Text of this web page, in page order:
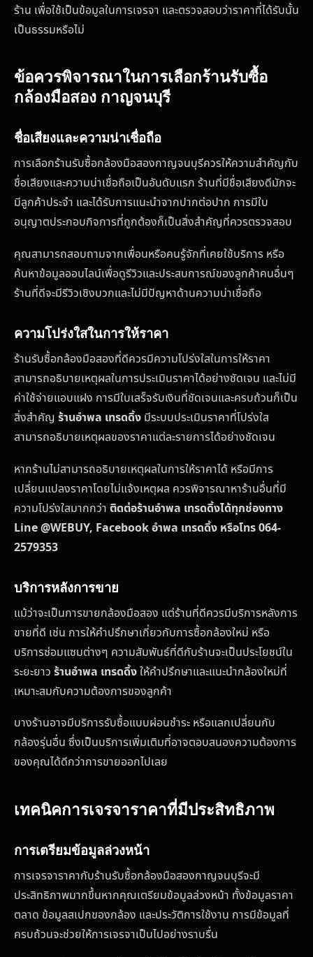
ร้าน เพื่อใช้เป็นข้อมูลในการเจรจา และตรวจสอบว่าราคาที่ได้รับนั้น
เป็นธรรมหรือไม่
ข้อควรพิจารณาในการเลือกร้านรับซื้อ
กล้องมือสอง กาญจนบุรี
ชื่อเสียงและความน่าเชื่อถือ
การเลือกร้านรับซื้อกล้องมือสองกาญจนบุรีควรให้ความสำคัญกับ
ชื่อเสียงและความน่าเชื่อถือเป็นอันดับแรก ร้านที่มีชื่อเสียงดีมักจะ
มีลูกค้าประจำ และได้รับการแนะนำจากปากต่อปาก การมีใบ
อนุญาตประกอบกิจการที่ถูกต้องก็เป็นสิ่งสำคัญที่ควรตรวจสอบ
คุณสามารถสอบถามจากเพื่อนหรือคนรู้จักที่เคยใช้บริการ หรือ
ค้นหาข้อมูลออนไลน์เพื่อดูรีวิวและประสบการณ์ของลูกค้าคนอื่นๆ
ร้านที่ดีจะมีรีวิวเชิงบวกและไม่มีปัญหาด้านความน่าเชื่อถือ
ความโปร่งใสในการให้ราคา
ร้านรับซื้อกล้องมือสองที่ดีควรมีความโปร่งใสในการให้ราคา
สามารถอธิบายเหตุผลในการประเมินราคาได้อย่างชัดเจน และไม่มี
ค่าใช้จ่ายแอบแฝง การมีใบเสร็จรับเงินที่ชัดเจนและครบถ้วนก็เป็น
สิ่งสำคัญ ร้านอำพล เทรดดิ้ง มีระบบประเมินราคาที่โปร่งใส
สามารถอธิบายเหตุผลของราคาแต่ละรายการได้อย่างชัดเจน
หากร้านไม่สามารถอธิบายเหตุผลในการให้ราคาได้ หรือมีการ
เปลี่ยนแปลงราคาโดยไม่แจ้งเหตุผล ควรพิจารณาหาร้านอื่นที่มี
ความโปร่งใสมากกว่า ติดต่อร้านอำพล เทรดดิ้งได้ทุกช่องทาง
Line @WEBUY, Facebook อำพล เทรดดิ้ง หรือโทร 064-
2579353
บริการหลังการขาย
แม้ว่าจะเป็นการขายกล้องมือสอง แต่ร้านที่ดีควรมีบริการหลังการ
ขายที่ดี เช่น การให้คำปรึกษาเกี่ยวกับการซื้อกล้องใหม่ หรือ
บริการซ่อมแซมต่างๆ ความสัมพันธ์ที่ดีกับร้านจะเป็นประโยชน์ใน
ระยะยาว ร้านอำพล เทรดดิ้งให้คำปรึกษาและแนะนำกล้องใหม่ที่
เหมาะสมกับความต้องการของลูกค้า
บางร้านอาจมีบริการรับซื้อแบบผ่อนชำระ หรือแลกเปลี่ยนกับ
กล้องรุ่นอื่น ซึ่งเป็นบริการเพิ่มเติมที่อาจตอบสนองความต้องการ
ของคุณได้ดีกว่าการขายออกไปเลย
เทคนิคการเจรจาราคาที่มีประสิทธิภาพ
การเตรียมข้อมูลล่วงหน้า
การเจรจาราคากับร้านรับซื้อกล้องมือสองกาญจนบุรีจะมี
ประสิทธิภาพมากขึ้นหากคุณเตรียมข้อมูลล่วงหน้า ทั้งข้อมูลราคา
ตลาด ข้อมูลสเปกของกล้อง และประวัติการใช้งาน การมีข้อมูลที่
ครบถ้วนจะช่วยให้การเจรจาเป็นไปอย่างราบรื่น